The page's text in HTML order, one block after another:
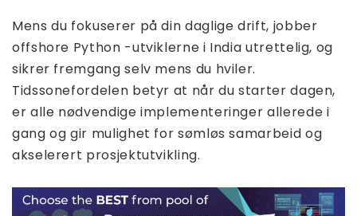
Mens du fokuserer på din daglige drift, jobber
offshore Python -utviklerne i India utrettelig, og
sikrer fremgang selv mens du hviler.
Tidssonefordelen betyr at når du starter dagen,
er alle nødvendige implementeringer allerede i
gang og gir mulighet for sømløs samarbeid og
akselerert prosjektutvikling.